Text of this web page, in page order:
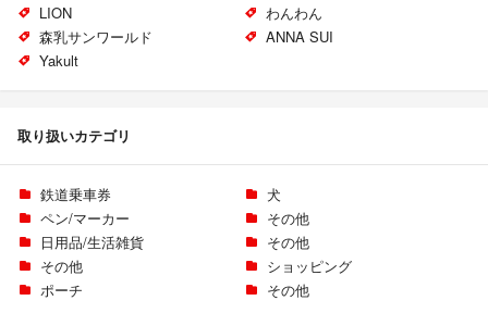
LION
わんわん
森乳サンワールド
ANNA SUI
Yakult
取り扱いカテゴリ
鉄道乗車券
犬
ペン/マーカー
その他
日用品/生活雑貨
その他
その他
ショッピング
ポーチ
その他